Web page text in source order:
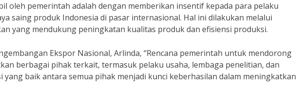
oleh pemerintah adalah dengan memberikan insentif kepada para pelaku
saing produk Indonesia di pasar internasional. Hal ini dilakukan melalui
yang mendukung peningkatan kualitas produk dan efisiensi produksi.
Ekspor Nasional, Arlinda, “Rencana pemerintah untuk mendorong
berbagai pihak terkait, termasuk pelaku usaha, lembaga penelitian, dan
yang baik antara semua pihak menjadi kunci keberhasilan dalam meningkatkan